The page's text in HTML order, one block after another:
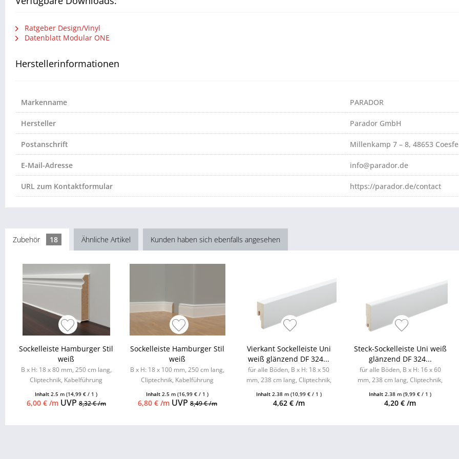
Ratgeber Design/Vinyl
Datenblatt Modular ONE
Herstellerinformationen
Markenname PARADOR
Hersteller Parador GmbH
Postanschrift Millenkamp 7 – 8, 48653
E-Mail-Adresse info@parador.de
URL zum Kontaktformular https://parador.de/contact
Zubehör 18 Ähnliche Artikel Kunden haben sich ebenfalls angesehen
Sockelleiste Hamburger Stil
weiß
B x H: 18 x 80 mm, 250 cm lang,
Cliptechnik, Kabelführung
Zubehör...
Inhalt2.5 m(14,99 € / 1 )
6,00 € /mUVP8,32 € /m
Sockelleiste Hamburger Stil
weiß
B x H: 18 x 100 mm, 250 cm lang,
Cliptechnik, Kabelführung
Zubehör...
Inhalt2.5 m(16,99 € / 1 )
6,80 € /mUVP 8,49 € /m
Vierkant Sockelleiste Uni
weiß glänzend DF 324...
für alle Böden, B x H: 18 x 50
mm, 238 cm lang, Cliptechnik,
erhältlich
Inhalt 2.38 m (10,99 € / 1 )
4,62 € /m
Steck-Sockelleiste Uni weiß
glänzend DF 324...
für alle Böden, B x H: 16 x 60
mm, 238 cm lang, Cliptechnik,
erhältlich
Inhalt2.38 m(9,99 € / 1 )
4,20 € /m